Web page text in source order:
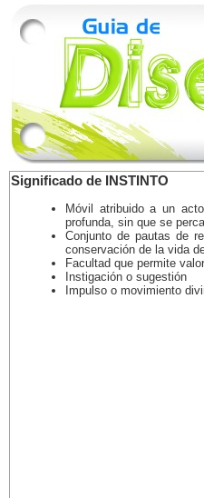
Significado de INSTINTO
Móvil atribuido a un
profunda, sin que se
Conjunto de pautas de
conservación de la vida
Facultad que permite
Instigación o sugestión
Impulso o movimiento